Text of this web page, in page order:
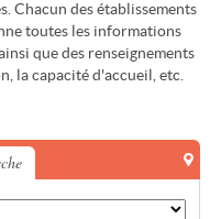
Chacun des établissements
toutes les informations
que des renseignements
la capacité d'accueil, etc.